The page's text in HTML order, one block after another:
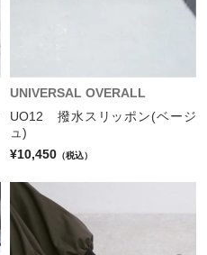
UNIVERSAL OVERALL
UO12 撥水スリッポン(ベージ
ュ)
¥10,450 （税込）